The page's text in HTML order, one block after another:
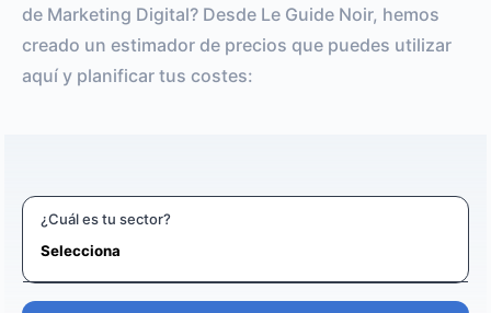
de Marketing Digital? Desde Le Guide Noir, hemos
creado un estimador de precios que puedes utilizar
aquí y planificar tus costes:
¿Cuál es tu sector?